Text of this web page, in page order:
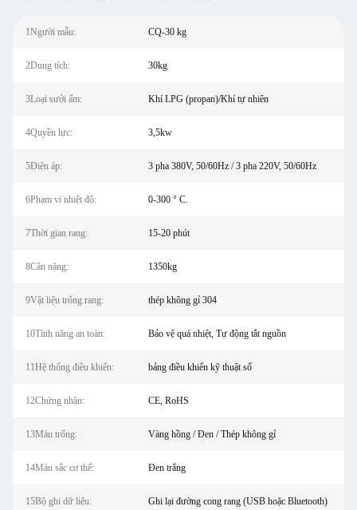
1Người mẫu: CQ-30 kg
2Dung tích: 30kg
3Loại sưởi ấm: Khí LPG (propan)/Khí tự nhiên
4Quyền lực: 3,5kw
5Điện áp: 3 pha 380V, 50/60Hz / 3 pha 220V, 50/60Hz
6Phạm vi nhiệt độ: 0-300 ° C.
7Thời gian rang: 15-20 phút
8Cân nặng: 1350kg
9Vật liệu trống rang: thép không gỉ 304
10Tính năng an toàn: Bảo vệ quá nhiệt, Tự động tắt nguồn
11Hệ thống điều khiển: bảng điều khiển kỹ thuật số
12Chứng nhận: CE, RoHS
13Màu trống: Vàng hồng / Đen / Thép không gỉ
14Màu sắc cơ thể: Đen trắng
15Bộ ghi dữ liệu: Ghi lại đường cong rang (USB hoặc Bluetooth)